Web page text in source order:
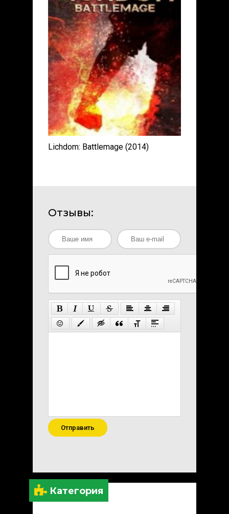
Категория
Lichdom: Battlemage (2014)
Отзывы:
Отправить